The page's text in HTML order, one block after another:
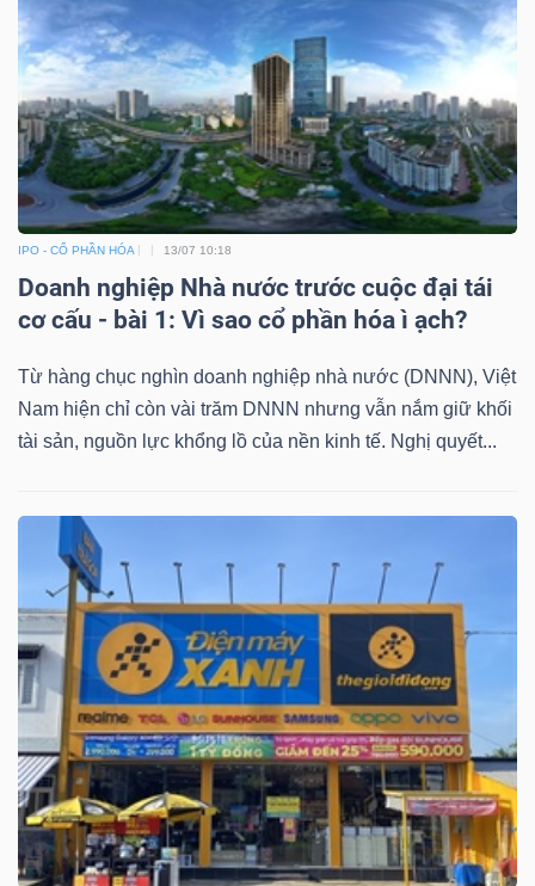
IPO - CỔ PHẦN HÓA 13/07 10:18
Doanh nghiệp Nhà nước trước cuộc đại tái
cơ cấu - bài 1: Vì sao cổ phần hóa ì ạch?
Từ hàng chục nghìn doanh nghiệp nhà nước (DNNN), Việt
Nam hiện chỉ còn vài trăm DNNN nhưng vẫn nắm giữ khối
tài sản, nguồn lực khổng lồ của nền kinh tế. Nghị quyết...